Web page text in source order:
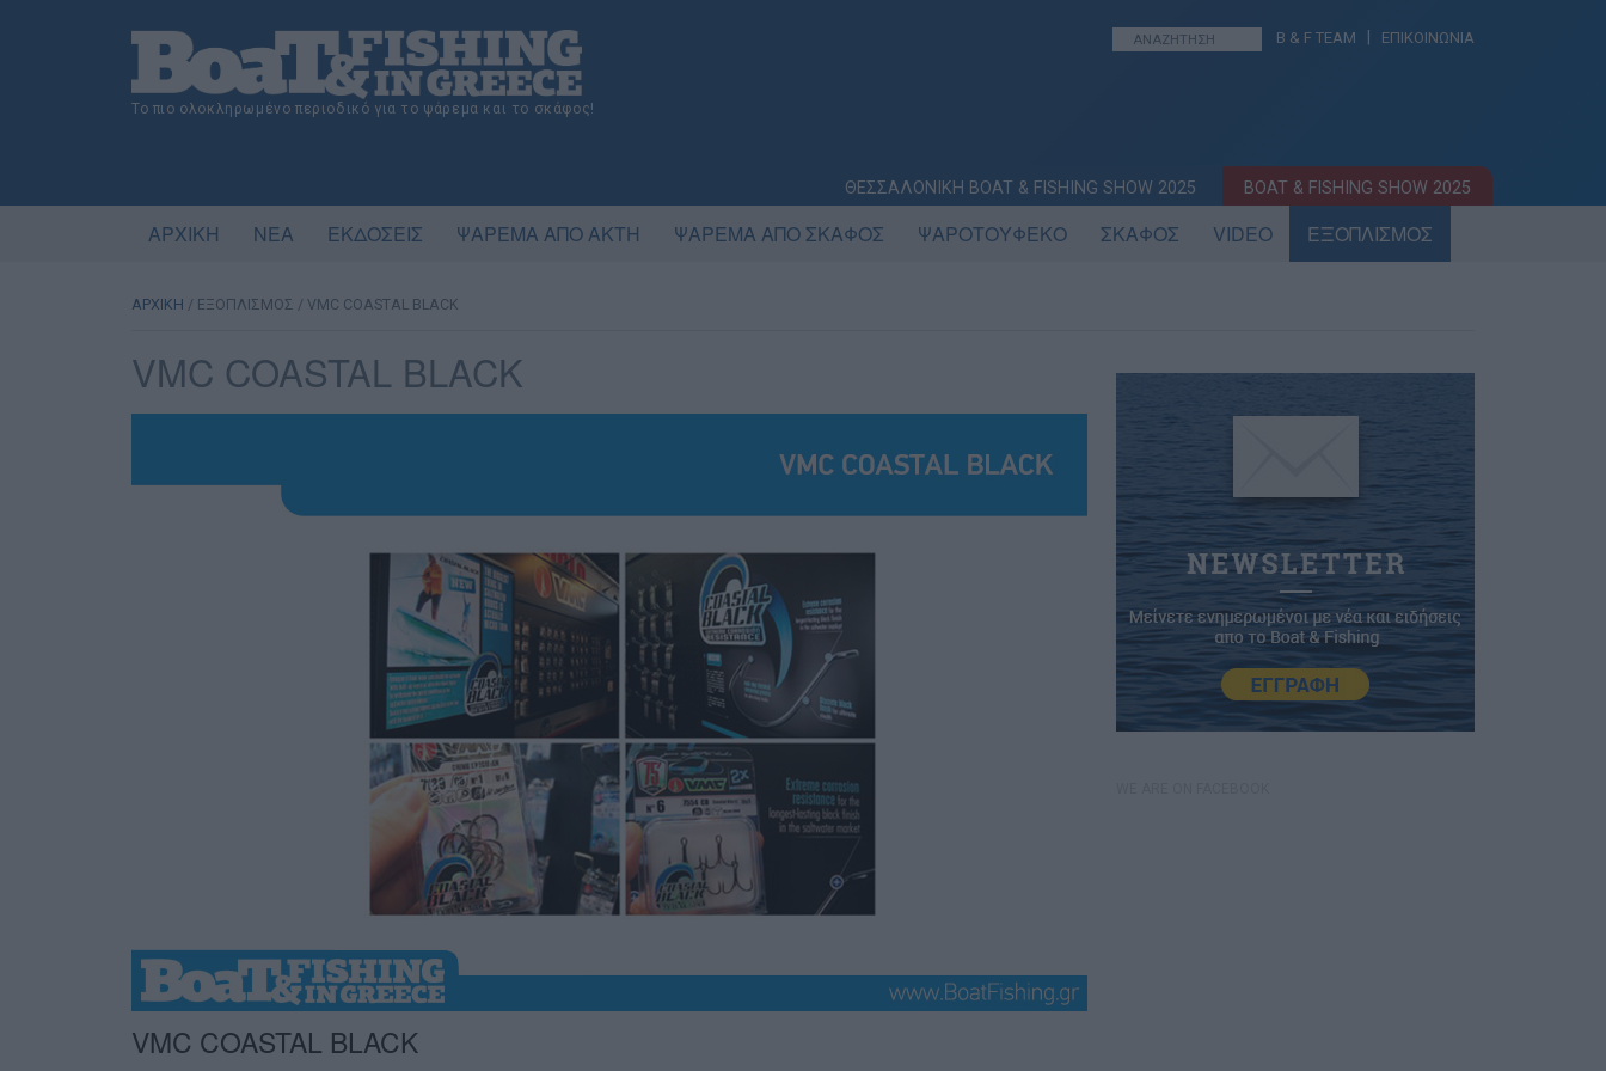
Το πιο ολοκληρωμένο περιοδικό για το ψάρεμα και το σκάφος!
B & F TEAM ΕΠΙΚΟΙΝΩΝΙΑ
ΘΕΣΣΑΛΟΝΙΚΗ BOAT & FISHING SHOW 2025 BOAT & FISHING SHOW 2025
ΑΡΧΙΚΗ ΝΕΑ ΕΚΔΟΣΕΙΣ ΨΑΡΕΜΑ ΑΠΟ ΑΚΤΗ ΨΑΡΕΜΑ ΑΠΟ ΣΚΑΦΟΣ ΨΑΡΟΤΟΥΦΕΚΟ ΣΚΑΦΟΣ VIDEO ΕΞΟΠΛΙΣΜΟΣ
ΑΡΧΙΚΗ / ΕΞΟΠΛΙΣΜΟΣ / VMC COASTAL BLACK
VMC COASTAL BLACK
VMC COASTAL BLACK